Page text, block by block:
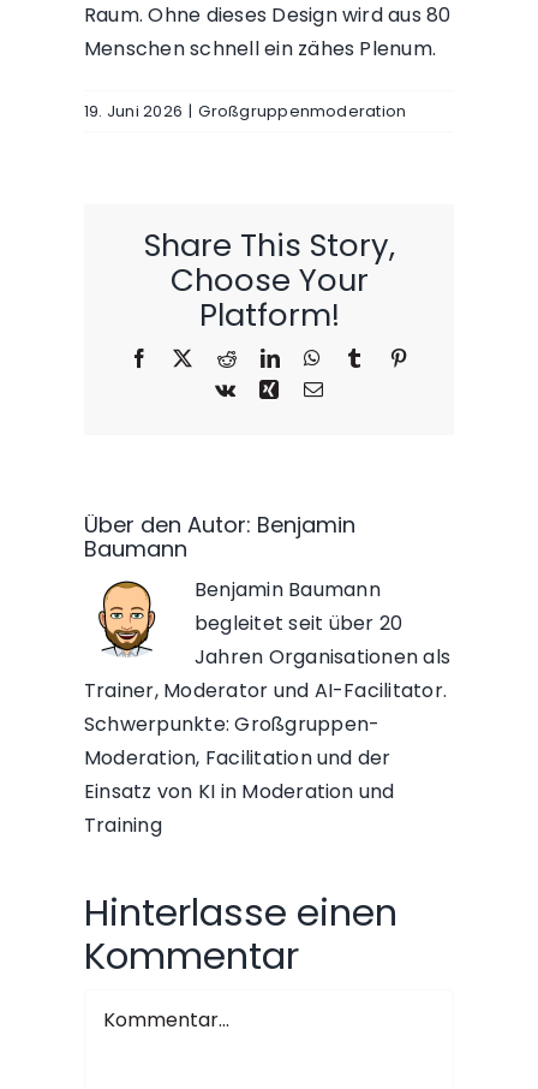
Raum. Ohne dieses Design wird aus 80
Menschen schnell ein zähes Plenum.
19. Juni 2026 | Großgruppenmoderation
Share This Story,
Choose Your
Platform!
Facebook RedditLinkedInWhatsApp
TumblrPinterest
Vk
Xing E-
Über den Autor: Benjamin
Baumann
Benjamin Baumann
begleitet seit über 20
Jahren Organisationen als
Trainer, Moderator und AI-Facilitator.
Schwerpunkte: Großgruppen-
Moderation, Facilitation und der
Einsatz von KI in Moderation und
Training
Hinterlasse einen
Kommentar